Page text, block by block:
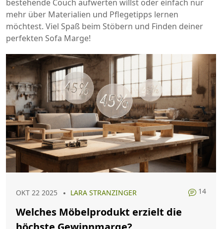
bestehende Couch aufwerten willst oder einfach nur
mehr über Materialien und Pflegetipps lernen
möchtest. Viel Spaß beim Stöbern und Finden deiner
perfekten Sofa Marge!
OKT 22 2025 LARA STRANZINGER 14
Welches Möbelprodukt erzielt die